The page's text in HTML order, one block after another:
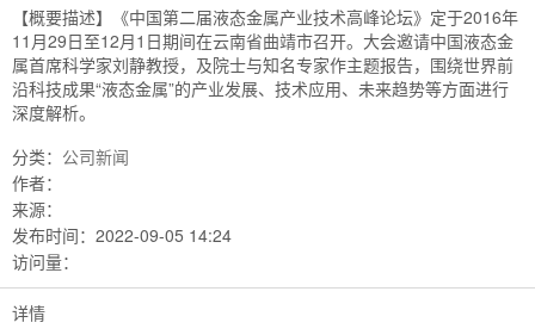
【概要描述】
《中国第二届液态金属产业技术高峰论坛》定于2016年
11月29日至12月1日期间在云南省曲靖市召开。大会邀请中国液态金
属首席科学家刘静教授，及院士与知名专家作主题报告，围绕世界前
沿科技成果“液态金属”的产业发展、技术应用、未来趋势等方面进行
深度解析。
分类： 公司新闻
作者：
来源：
发布时间： 2022-09-05 14:24
访问量：
详情